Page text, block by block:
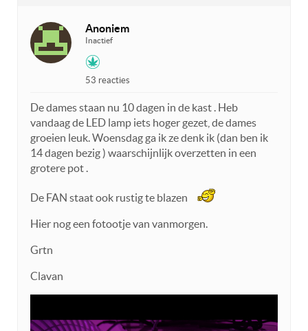
Anoniem
Inactief
53 reacties
De dames staan nu 10 dagen in de kast . Heb
vandaag de LED lamp iets hoger gezet, de dames
groeien leuk. Woensdag ga ik ze denk ik (dan ben ik
14 dagen bezig ) waarschijnlijk overzetten in een
grotere pot .
De FAN staat ook rustig te blazen
Hier nog een fotootje van vanmorgen.
Grtn
Clavan